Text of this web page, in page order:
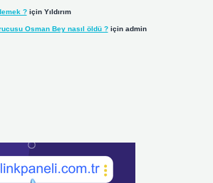
?için Yıldırım
Osman Bey nasıl öldü ?için admin